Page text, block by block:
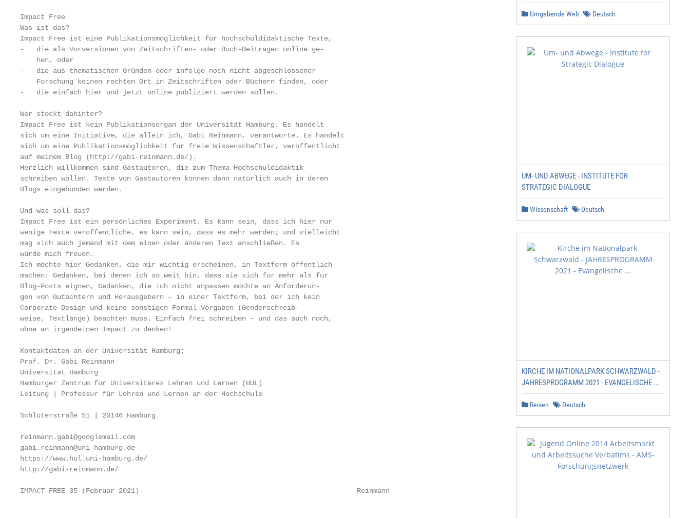
Impact Free
Was ist das?
Impact Free ist eine Publikationsmöglichkeit für hochschuldidaktische Texte,
-   die als Vorversionen von Zeitschriften- oder Buch-Beiträgen online ge-
    hen, oder
-   die aus thematischen Gründen oder infolge noch nicht abgeschlossener
    Forschung keinen rechten Ort in Zeitschriften oder Büchern finden, oder
-   die einfach hier und jetzt online publiziert werden sollen.
Wer steckt dahinter?
Impact Free ist kein Publikationsorgan der Universität Hamburg. Es handelt
sich um eine Initiative, die allein ich, Gabi Reinmann, verantworte. Es handelt
sich um eine Publikationsmöglichkeit für freie Wissenschaftler, veröffentlicht
auf meinem Blog (http://gabi-reinmann.de/).
Herzlich willkommen sind Gastautoren, die zum Thema Hochschuldidaktik
schreiben wollen. Texte von Gastautoren können dann natürlich auch in deren
Blogs eingebunden werden.
Und was soll das?
Impact Free ist ein persönliches Experiment. Es kann sein, dass ich hier nur
wenige Texte veröffentliche, es kann sein, dass es mehr werden; und vielleicht
mag sich auch jemand mit dem einen oder anderen Text anschließen. Es
würde mich freuen.
Ich möchte hier Gedanken, die mir wichtig erscheinen, in Textform öffentlich
machen: Gedanken, bei denen ich so weit bin, dass sie sich für mehr als für
Blog-Posts eignen, Gedanken, die ich nicht anpassen möchte an Anforderun-
gen von Gutachtern und Herausgebern – in einer Textform, bei der ich kein
Corporate Design und keine sonstigen Formal-Vorgaben (Genderschreib-
weise, Textlänge) beachten muss. Einfach frei schreiben – und das auch noch,
ohne an irgendeinen Impact zu denken!
Kontaktdaten an der Universität Hamburg:
Prof. Dr. Gabi Reinmann
Universität Hamburg
Hamburger Zentrum für Universitäres Lehren und Lernen (HUL)
Leitung | Professur für Lehren und Lernen an der Hochschule
Schlüterstraße 51 | 20146 Hamburg
reinmann.gabi@googlemail.com
gabi.reinmann@uni-hamburg.de
https://www.hul.uni-hamburg.de/
http://gabi-reinmann.de/
IMPACT FREE 35 (Februar 2021)                                                     Reinmann
Umgebende Welt Deutsch
UM- UND ABWEGE - INSTITUTE FOR
STRATEGIC DIALOGUE
Wissenschaft Deutsch
KIRCHE IM NATIONALPARK SCHWARZWALD -
JAHRESPROGRAMM 2021 - EVANGELISCHE ...
Reisen Deutsch